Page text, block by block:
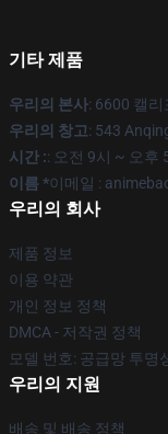
기타 제품
우리의 본사: 6600 캘
우리의 창고: 543
시간 :: 오전 9시 ~ 오후
이름 *이메일 :
우리의 회사
제품 정보
이용 약관
개인 정보 정책
DMCA - 저작권 정책
모델 번호: 공급망 투명
우리의 지원
배송 및 배송 정책